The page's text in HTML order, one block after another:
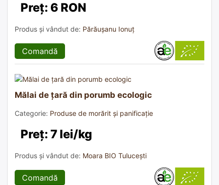
Preț: 6 RON
Produs și vândut de: Părăușanu Ionuț
Comandă
Mălai de țară din porumb ecologic
Categorie: Produse de morărit și panificație
Preț: 7 lei/kg
Produs și vândut de: Moara BIO Tulucești
Comandă